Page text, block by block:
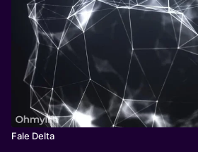
Pomaga w:
Pobudzaniu kreatywności,
rozwijaniu uważności, osiąganiu stanu
(flow).
Fale Delta